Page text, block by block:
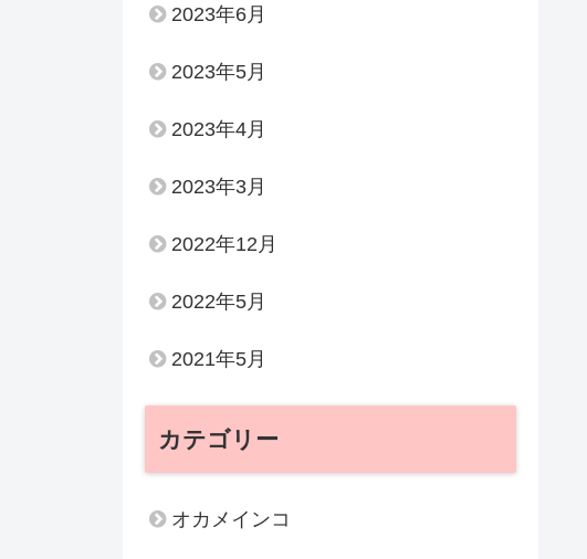
2023年6月
2023年5月
2023年4月
2023年3月
2022年12月
2022年5月
2021年5月
カテゴリー
オカメインコ